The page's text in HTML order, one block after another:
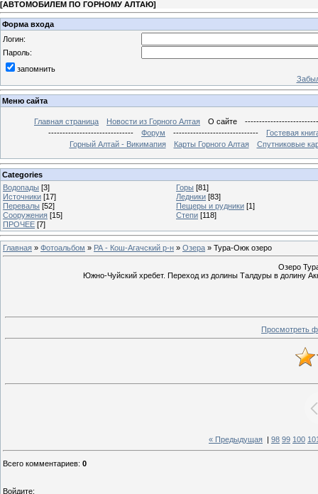
[АВТОМОБИЛЕМ ПО ГОРНОМУ АЛТАЮ]
Форма входа
Логин:
Пароль:
запомнить
Меню сайта
Главная страница Новости из Горного Алтая О сайте
------------------------------
Форум ------------------------------
Гостевая
Горный Алтай - Викимапия
Карты Горного Алтая Спутниковые
Categories
Водопады [3] Горы [81]
Источники [17] Ледники [83]
Перевалы [52] Пещеры и рудники [1]
Сооружения [15] Степи [118]
ПРОЧЕЕ [7]
Главная » Фотоальбом » РА - Кош-Агачский р-н » Озера » Тура-Оюк озеро
Озеро
Южно-Чуйский хребет. Переход из долины Талдуры в долину
Просмотреть
« Предыдущая 98 99 100
Всего комментариев: 0
Войдите: